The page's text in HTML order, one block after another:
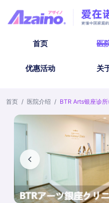
首页 医
优惠活动 关
首页 / 医院介绍 / BTR Arts银座诊